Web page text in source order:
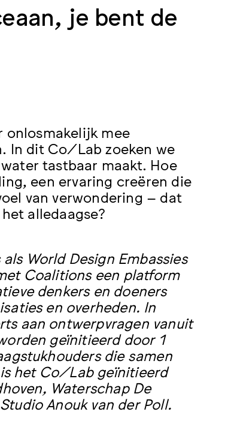
je bent de
onlosmakelijk mee
In dit Co/Lab zoeken we
tastbaar maakt. Hoe
een ervaring creëren die
van verwondering – dat
alledaagse?
World Design Embassies
Coalitions een platform
denkers en doeners
en overheden. In
aan ontwerpvragen vanuit
geïnitieerd door 1
die samen
het Co/Lab geïnitieerd
Waterschap De
Anouk van der Poll.